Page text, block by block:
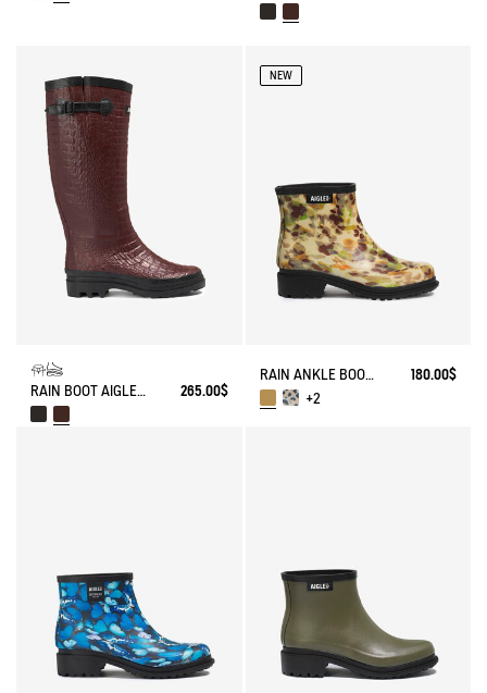
RAIN BOOT AIGLENTINE CROCO 265.00$
NEW
RAIN ANKLE BOOT FULFEEL
180.00$
+2